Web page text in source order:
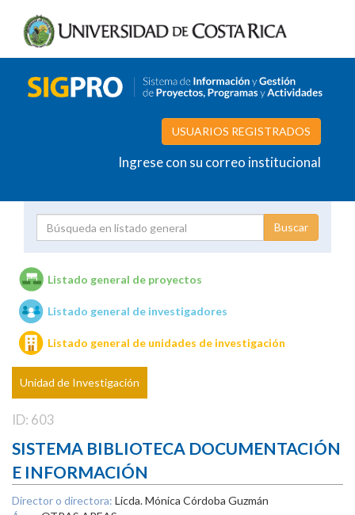
USUARIOS REGISTRADOS
Ingrese con su correo institucional
Unidades de investigación
Listado general de proyectos
Listado general de investigadores
Listado general de unidades de investigación
Unidad de Investigación
ID: 603
SISTEMA BIBLIOTECA DOCUMENTACIÓN
E INFORMACIÓN
Director o directora: Licda. Mónica Córdoba Guzmán